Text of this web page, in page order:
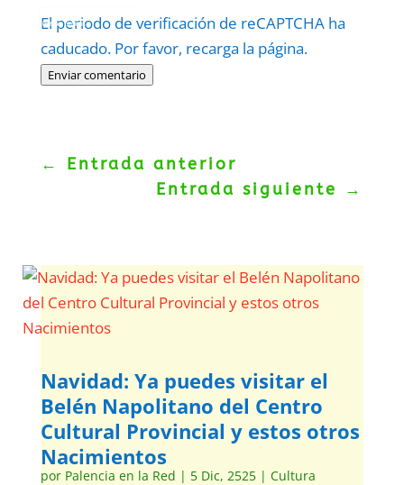
El periodo de verificación de reCAPTCHA ha
caducado. Por favor, recarga la página.
Enviar comentario
Politica–Términos.
← Entrada anterior
Entrada siguiente
→
Navidad: Ya puedes visitar el
Belén Napolitano del Centro
Cultural Provincial y estos otros
Nacimientos
por Palencia en la Red | 5 Dic, 2525| Cultura